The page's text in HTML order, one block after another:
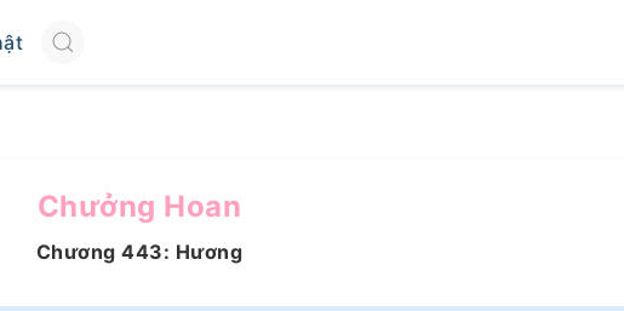
Chưởng Hoan
Chương 443: Hương